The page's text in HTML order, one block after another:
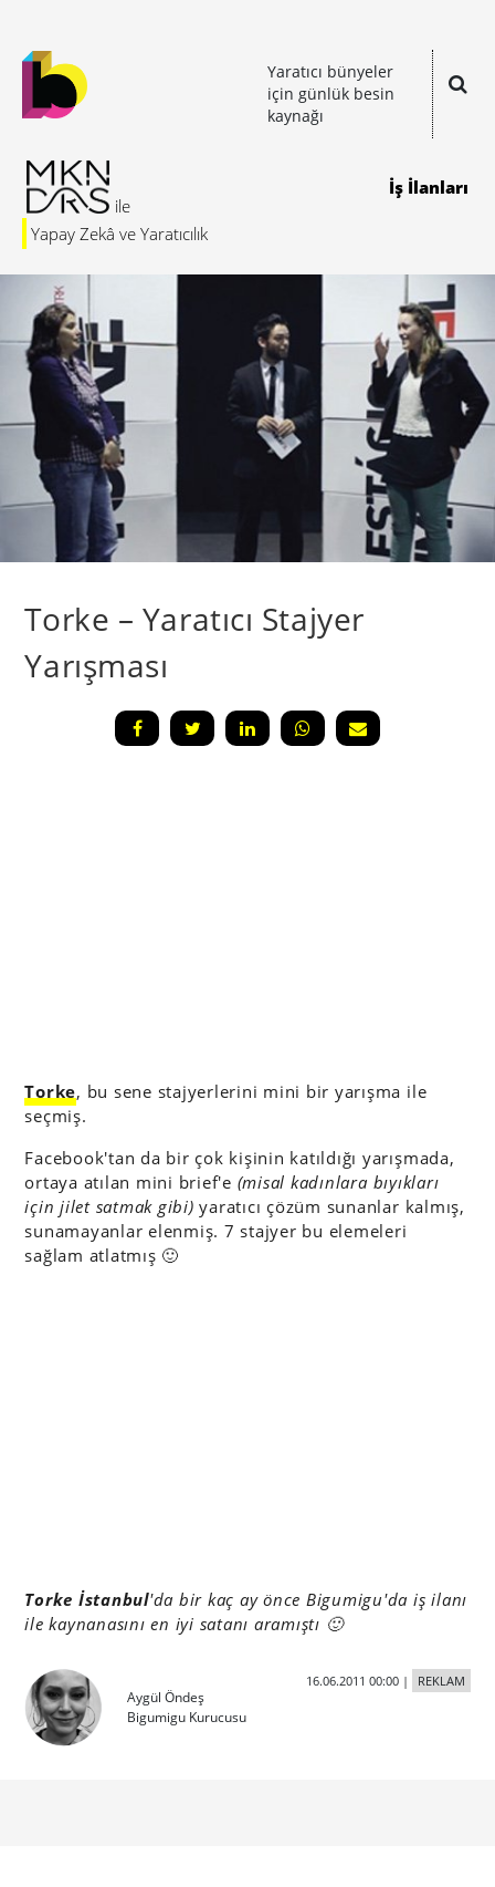
Yaratıcı bünyeler
için günlük besin
kaynağı
Yapay Zekâ ve Yaratıcılık
İş İlanları
Torke – Yaratıcı Stajyer
Yarışması
Torke, bu sene stajyerlerini mini bir yarışma ile
seçmiş.
Facebook'tan da bir çok kişinin katıldığı yarışmada,
ortaya atılan mini brief'e (misal kadınlara bıyıkları
için jilet satmak gibi) yaratıcı çözüm sunanlar kalmış,
sunamayanlar elenmiş. 7 stajyer bu elemeleri
sağlam atlatmış 🙂
Torke İstanbul'da bir kaç ay önce Bigumigu'da iş ilanı
ile kaynanasını en iyi satanı aramıştı 🙂
Aygül Öndeş
Bigumigu Kurucusu
16.06.2011 00:00| REKLAM